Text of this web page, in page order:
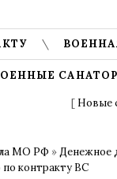
[ Новые
МО РФ »Денежное
контракту ВС